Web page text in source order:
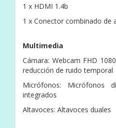
1 x HDMI 1.4b
1 x Conector combinado de
Multimedia
Cámara: Webcam FHD
reducción de ruido temporal
Micrófonos: Micrófonos
integrados
Altavoces: Altavoces duales